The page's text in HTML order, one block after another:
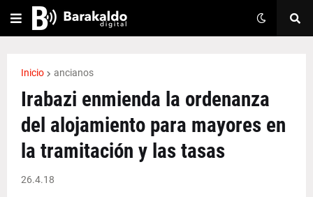
Inicio ancianos
Irabazi enmienda la ordenanza
del alojamiento para mayores en
la tramitación y las tasas
26.4.18